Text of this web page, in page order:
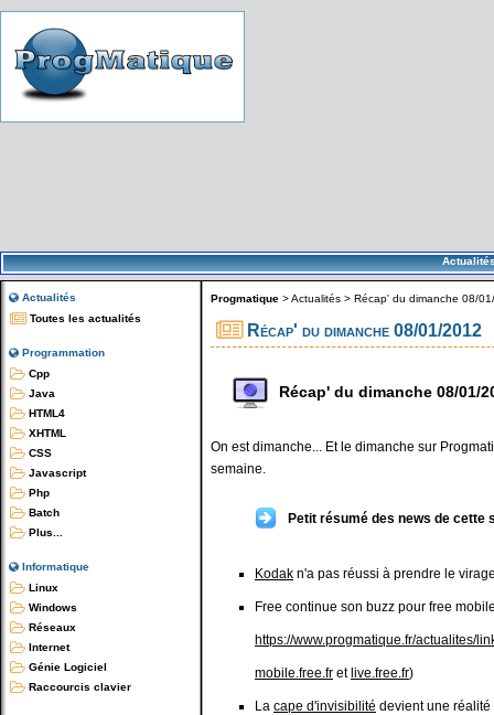
Actualités
Toutes les actualités
Programmation
Cpp
Java
HTML4
XHTML
CSS
Javascript
Php
Batch
Plus...
Informatique
Linux
Windows
Réseaux
Internet
Génie Logiciel
Raccourcis clavier
Progmatique >Actualités > Récap' du dimanche 08/
Récap' du dimanche 08/01/2012
Récap' du dimanche 08/01/
On est dimanche... Et le dimanche sur
semaine.
Petit résumé des news de cette
Kodak n'a pas réussi à prendre le
Free continue son buzz pour free
https://www.progmatique.fr/actualites/
mobile.free.fr et live.free.fr)
La cape d'invisibilité devient une